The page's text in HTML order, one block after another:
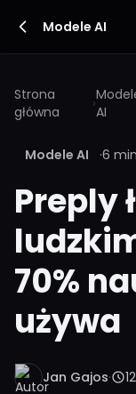
Modele AI
Strona
główna
›AI
Modele AI ·6
Preply
70%
używa
Jan Gajos·